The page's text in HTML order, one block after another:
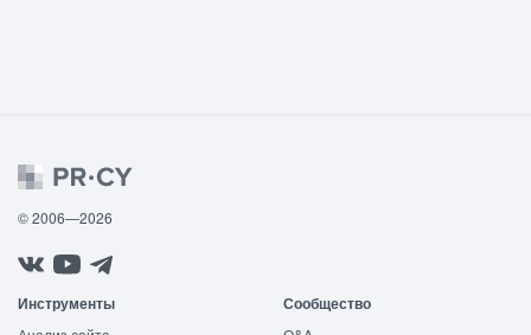
© 2006—2026
Инструменты Сообщество